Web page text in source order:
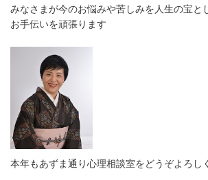
みなさまが今のお悩みや苦しみを人生の宝と
お手伝いを頑張ります
本年もあずま通り心理相談室をどうぞよろし